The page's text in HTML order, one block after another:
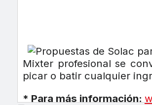
Mixter profesional se
picar o batir cualquier
* Para más información: